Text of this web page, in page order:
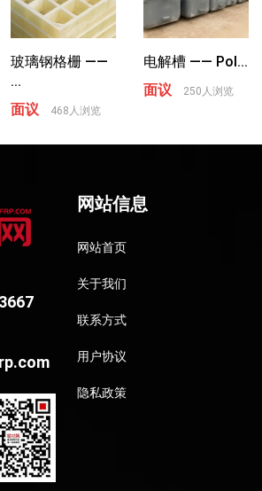
玻璃钢格栅 ——
...
面议
468人浏览
电解槽 —— Pol...
面议
250人浏览
网站信息
网站首页
关于我们
联系方式
用户协议
隐私政策